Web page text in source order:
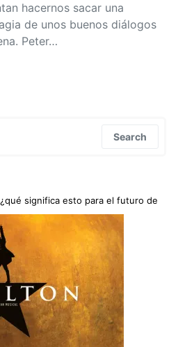
hacernos sacar una
de unos buenos diálogos
Peter…
Search
significa esto para el futuro de